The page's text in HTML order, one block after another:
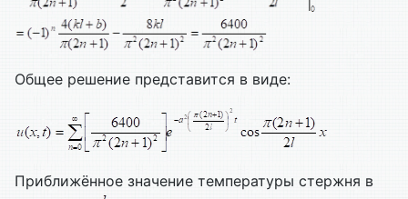
Общее решение представится в виде:
Приближённое значение температуры стержня в